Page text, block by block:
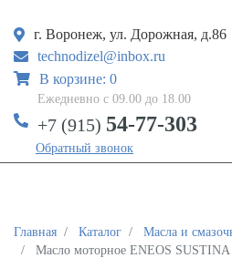
г. Воронеж, ул. Дорожная, д.86
technodizel@inbox.ru
В корзине: 0
Ежедневно с 09.00 до 18.00
+7 (915) 54-77-303
Обратный звонок
Главная Каталог
Масла и
Масло моторное ENEOS